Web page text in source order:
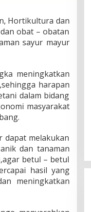
Hortikultura dan
obat – obatan
sayur mayur
meningkatkan
harapan
dalam bidang
masyarakat
dapat melakukan
dan tanaman
betul – betul
hasil yang
meningkatkan